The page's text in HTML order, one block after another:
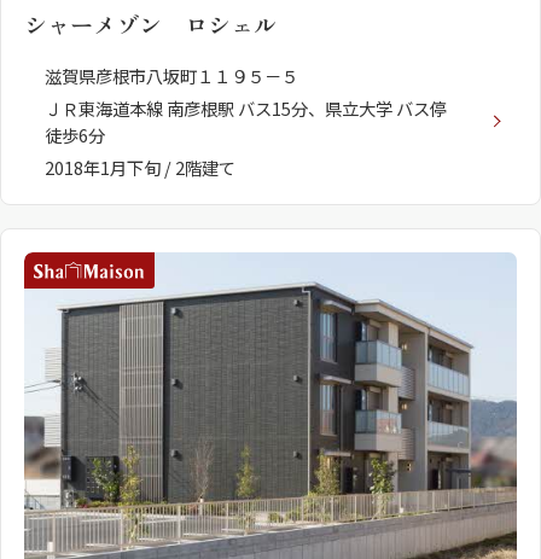
シャーメゾン ロシェル
滋賀県彦根市八坂町１１９５－５
ＪＲ東海道本線 南彦根駅 バス15分、県立大学 バス停
徒歩6分
2018年1月下旬 / 2階建て